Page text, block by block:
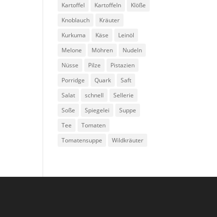
Kartoffel
Kartoffeln
Klöße
Knoblauch
Kräuter
Kurkuma
Käse
Leinöl
Melone
Möhren
Nudeln
Nüsse
Pilze
Pistazien
Porridge
Quark
Saft
Salat
schnell
Sellerie
Soße
Spiegelei
Suppe
Tee
Tomaten
Tomatensuppe
Wildkräuter